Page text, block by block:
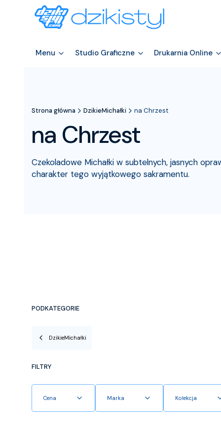
Menu Studio Graficzne Drukarnia Online
Strona główna DzikieMichałki na Chrzest
na Chrzest
Czekoladowe Michałki w subtelnych, jasnych
charakter tego wyjątkowego sakramentu.
PODKATEGORIE
DzikieMichałki
FILTRY
Cena Marka Kolekcja